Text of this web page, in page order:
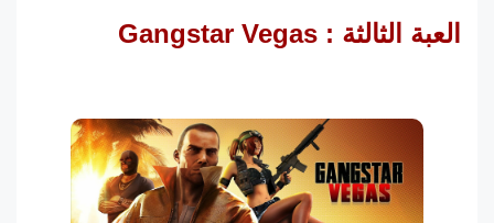
العبة الثالثة : Gangstar Vegas